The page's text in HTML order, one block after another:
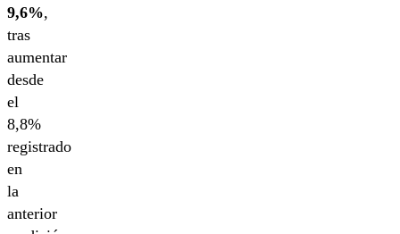
9,6%,
tras
aumentar
desde
el
8,8%
registrado
en
la
anterior